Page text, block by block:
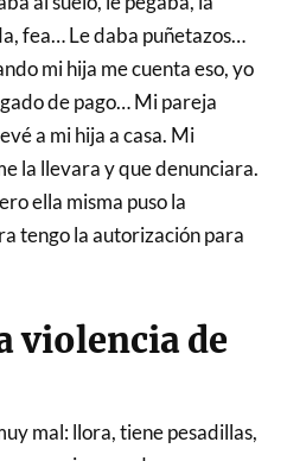
fea… Le daba puñetazos…
mi hija me cuenta eso, yo
de pago… Mi pareja
a mi hija a casa. Mi
la llevara y que denunciara.
ella misma puso la
tengo la autorización para
violencia de
mal: llora, tiene pesadillas,